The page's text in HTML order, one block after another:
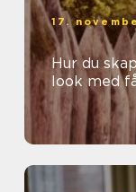
17.
Hur du
look med